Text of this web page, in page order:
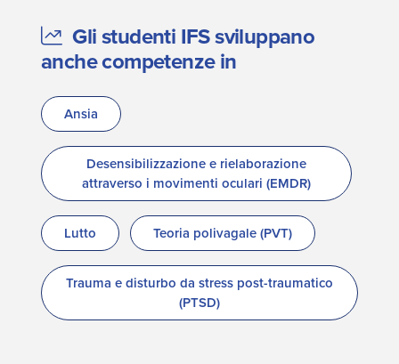
Gli studenti IFS sviluppano
anche competenze in
Ansia
Desensibilizzazione e rielaborazione
attraverso i movimenti oculari (EMDR)
Lutto Teoria polivagale (PVT)
Trauma e disturbo da stress post-traumatico
(PTSD)